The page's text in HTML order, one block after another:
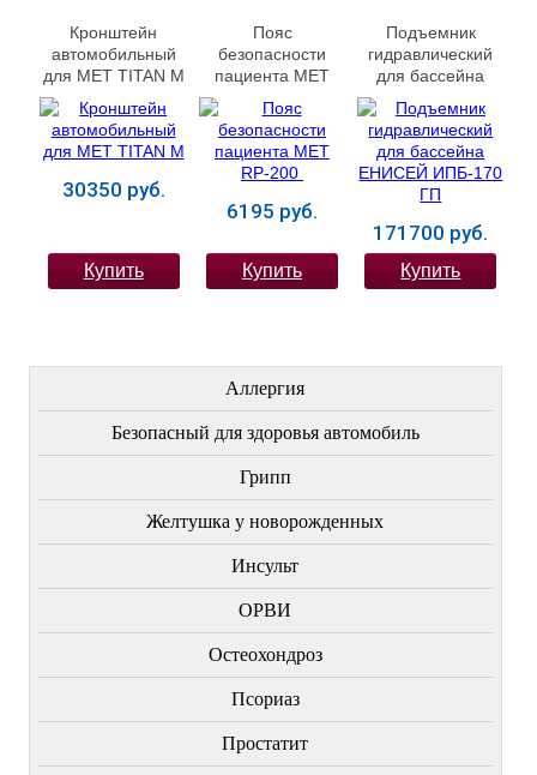
Кронштейн
автомобильный
для MET TITAN M
30350 руб.
Купить
Пояс
безопасности
пациента MET
6195 руб.
Купить
Подъемник
гидравлический
для бассейна
ЕНИСЕЙ ИПБ-170
ГП
171700 руб.
Купить
Аллергия
Безопасный для здоровья автомобиль
Грипп
Желтушка у новорожденных
Инсульт
ОРВИ
Остеохондроз
Пcориаз
Простатит